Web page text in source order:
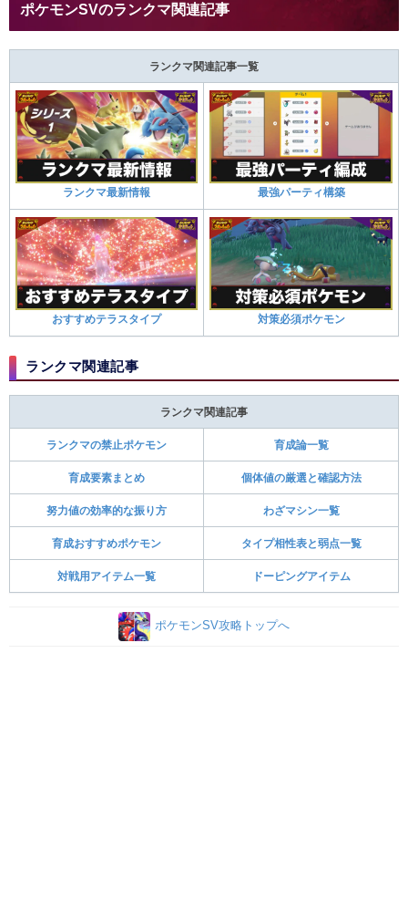
ポケモンSVのランクマ関連記事
ランクマ関連記事一覧
ランクマ最新情報 最強パーティ構築
おすすめテラスタイプ 対策必須ポケモン
ランクマ関連記事
ランクマ関連記事
ランクマの禁止ポケモン 育成論一覧
育成要素まとめ 個体値の厳選と確認方法
努力値の効率的な振り方 わざマシン一覧
育成おすすめポケモン タイプ相性表と弱点一覧
対戦用アイテム一覧 ドーピングアイテム
ポケモンSV攻略トップへ